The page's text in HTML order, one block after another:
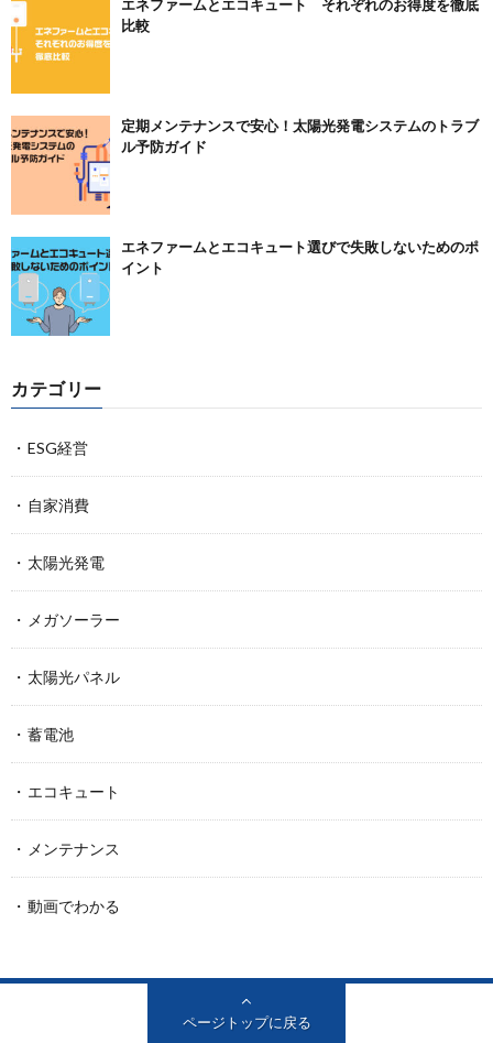
エネファームとエコキュート それぞれのお得度を徹底
比較
定期メンテナンスで安心！太陽光発電システムのトラブ
ル予防ガイド
エネファームとエコキュート選びで失敗しないためのポ
イント
カテゴリー
ESG経営
自家消費
太陽光発電
メガソーラー
太陽光パネル
蓄電池
エコキュート
メンテナンス
動画でわかる
ページトップに戻る